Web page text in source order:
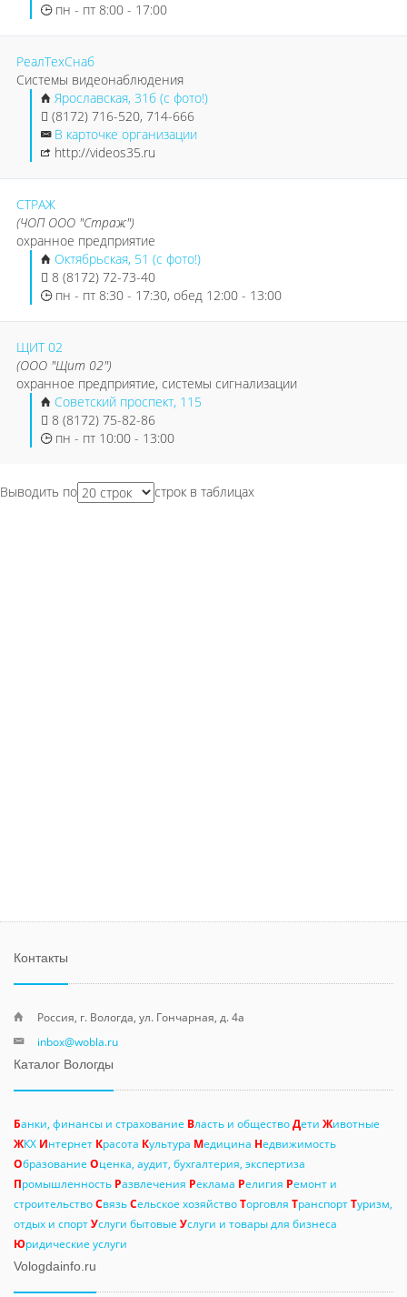
пн - пт 8:00 - 17:00
РеалТехСнаб
Системы видеонаблюдения
Ярославская, 31б (с фото!)
(8172) 716-520, 714-666
В карточке организации
http://videos35.ru
СТРАЖ
(ЧОП ООО "Страж")
охранное предприятие
Октябрьская, 51 (с фото!)
8 (8172) 72-73-40
пн - пт 8:30 - 17:30, обед 12:00 - 13:00
ЩИТ 02
(ООО "Щит 02")
охранное предприятие, системы сигнализации
Советский проспект, 115
8 (8172) 75-82-86
пн - пт 10:00 - 13:00
Выводить по строк в таблицах
Контакты
Россия, г. Вологда, ул. Гончарная, д. 4а
inbox@wobla.ru
Каталог Вологды
Банки, финансы и страхование Власть и обществоДети Животные
ЖКХ Интернет Красота Культура Медицина Недвижимость
Образование Оценка, аудит, бухгалтерия, экспертиза
Промышленность Развлечения Реклама Религия Ремонт и
строительствоСвязьСельское хозяйствоТорговля ТранспортТуризм,
отдых и спортУслуги бытовые Услуги и товары для бизнеса
Юридические услуги
Vologdainfo.ru